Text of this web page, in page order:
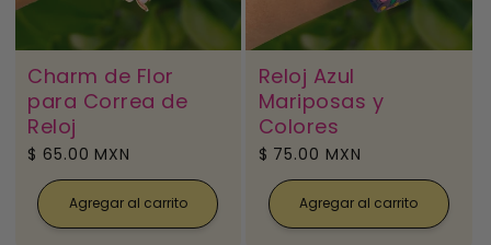
Charm de Flor
para Correa de
Reloj
Precio
habitual
$ 65.00 MXN
Agregar al carrito
Reloj Azul
Mariposas y
Colores
Precio
habitual
$ 75.00 MXN
Agregar al carrito